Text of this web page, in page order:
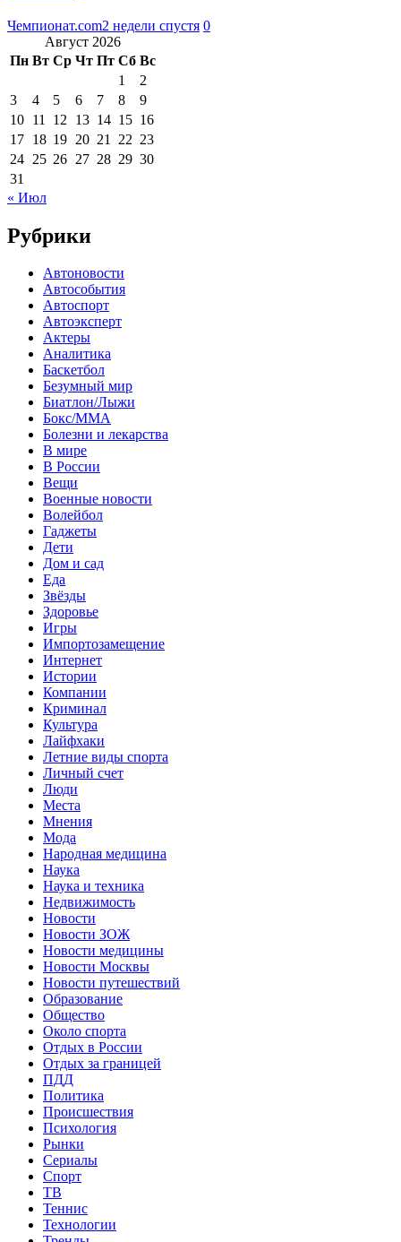
Чемпионат.com2 недели спустя 0
Август 2026
Пн Вт Ср Чт Пт Сб Вс
1
2
3
4 5 6 7 8
9
10 11 12 13 14 15 16
17 18 19 20 21 22 23
24 25 26 27 28 29 30
31
« Июл
Рубрики
Автоновости
Автособытия
Автоспорт
Автоэксперт
Актеры
Аналитика
Баскетбол
Безумный мир
Биатлон/Лыжи
Бокс/MMA
Болезни и лекарства
В мире
В России
Вещи
Военные новости
Волейбол
Гаджеты
Дети
Дом и сад
Еда
Звёзды
Здоровье
Игры
Импортозамещение
Интернет
Истории
Компании
Криминал
Культура
Лайфхаки
Летние виды спорта
Личный счет
Люди
Места
Мнения
Мода
Народная медицина
Наука
Наука и техника
Недвижимость
Новости
Новости ЗОЖ
Новости медицины
Новости Москвы
Новости путешествий
Образование
Общество
Около спорта
Отдых в России
Отдых за границей
ПДД
Политика
Происшествия
Психология
Рынки
Сериалы
Спорт
ТВ
Теннис
Технологии